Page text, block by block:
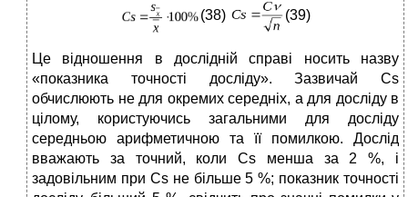
(38) (39)
Це відношення в дослідній справі носить назву
«показника точності досліду». Зазвичай Cs
обчислюють не для окремих середніх, а для досліду в
цілому, користуючись загальними для досліду
середньою арифметичною та її помилкою. Дослід
вважають за точний, коли Cs менша за 2 %, і
задовільним при Cs не більше 5 %; показник точності